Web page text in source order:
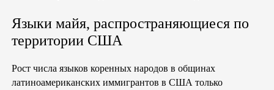
Языки майя, распространяющиеся по
территории США
Рост числа языков коренных народов в общинах
латиноамериканских иммигрантов в США только